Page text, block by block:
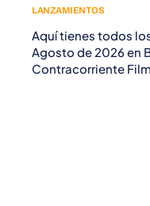
LANZAMIENTOS
Aquí tienes todos
Agosto de 2026 en
Contracorriente